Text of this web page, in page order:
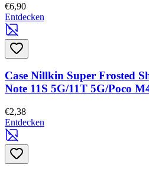
€6,90
Entdecken
Case Nillkin Super Frosted
Note 11S 5G/11T 5G/Poco
€2,38
Entdecken